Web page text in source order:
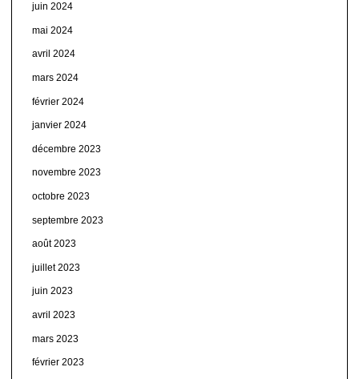
juin 2024
mai 2024
avril 2024
mars 2024
février 2024
janvier 2024
décembre 2023
novembre 2023
octobre 2023
septembre 2023
août 2023
juillet 2023
juin 2023
avril 2023
mars 2023
février 2023